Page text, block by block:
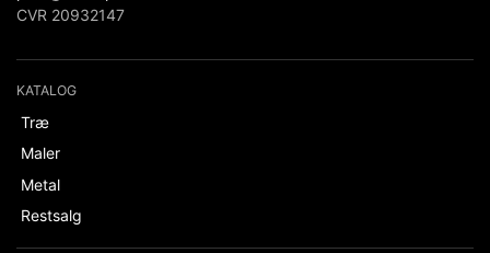
CVR 20932147
KATALOG
Træ
Maler
Metal
Restsalg